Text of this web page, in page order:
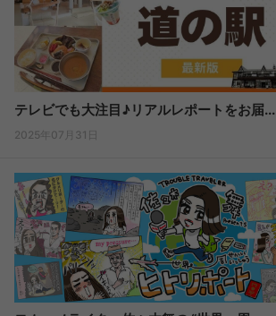
テレビでも大注目♪リアルレポートをお届...
2025年07月31日